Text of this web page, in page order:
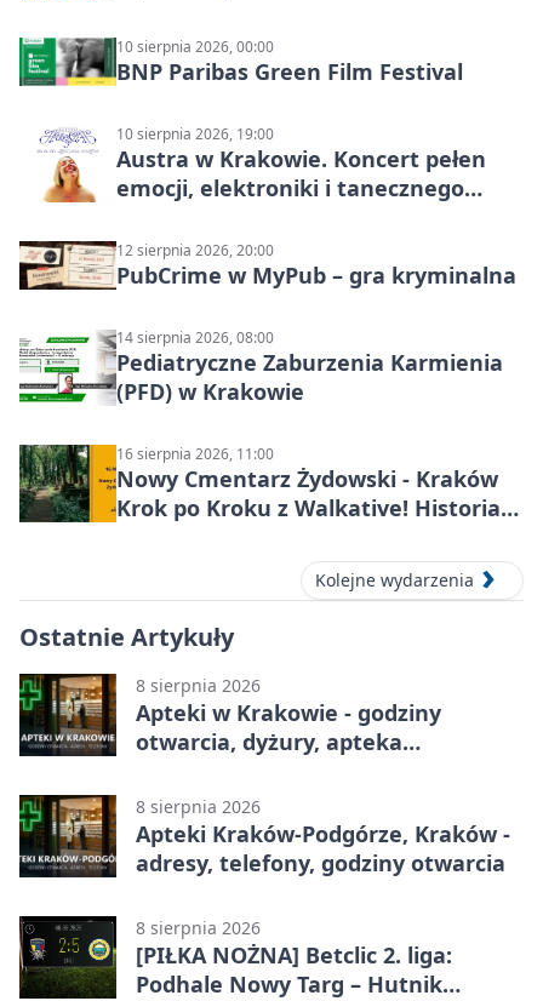
10 sierpnia 2026, 00:00
BNP Paribas Green Film Festival
10 sierpnia 2026, 19:00
Austra w Krakowie. Koncert pełen
emocji, elektroniki i tanecznego
12 sierpnia 2026, 20:00
PubCrime w MyPub – gra kryminalna
14 sierpnia 2026, 08:00
Pediatryczne Zaburzenia Karmienia
(PFD) w Krakowie
16 sierpnia 2026, 11:00
Nowy Cmentarz Żydowski - Kraków
Krok po Kroku z Walkative! Historia
Kolejne wydarzenia
Ostatnie Artykuły
8 sierpnia 2026
Apteki w Krakowie - godziny
otwarcia, dyżury, apteka
8 sierpnia 2026
Apteki Kraków-Podgórze, Kraków -
adresy, telefony, godziny otwarcia
8 sierpnia 2026
[PIŁKA NOŻNA] Betclic 2. liga:
Podhale Nowy Targ – Hutnik